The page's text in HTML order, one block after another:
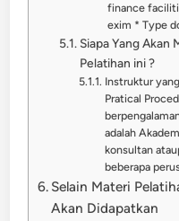
finance
exim * Type
Siapa Yang Akan
Pelatihan ini ?
Instruktur
Pratical
adalah
konsultan
beberapa
Selain Materi
Akan Didapatkan